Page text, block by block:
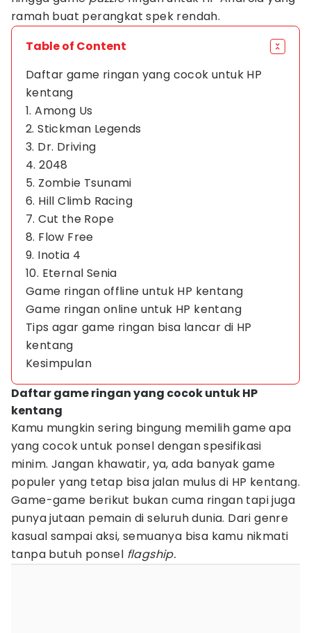
ramah buat perangkat spek rendah.
Table of Content
Daftar game ringan yang cocok untuk HP
kentang
1. Among Us
2. Stickman Legends
3. Dr. Driving
4. 2048
5. Zombie Tsunami
6. Hill Climb Racing
7. Cut the Rope
8. Flow Free
9. Inotia 4
10. Eternal Senia
Game ringan offline untuk HP kentang
Game ringan online untuk HP kentang
Tips agar game ringan bisa lancar di HP
kentang
Kesimpulan
Daftar game ringan yang cocok untuk HP
kentang
Kamu mungkin sering bingung memilih game apa
yang cocok untuk ponsel dengan spesifikasi
minim. Jangan khawatir, ya, ada banyak game
populer yang tetap bisa jalan mulus di HP kentang.
Game-game berikut bukan cuma ringan tapi juga
punya jutaan pemain di seluruh dunia. Dari genre
kasual sampai aksi, semuanya bisa kamu nikmati
tanpa butuh ponsel flagship.